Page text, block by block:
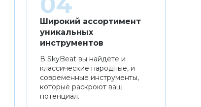
Широкий ассортимент
уникальных
инструментов
В SkyBeat вы найдете и
классические народные, и
современные инструменты,
которые раскроют ваш
потенциал.